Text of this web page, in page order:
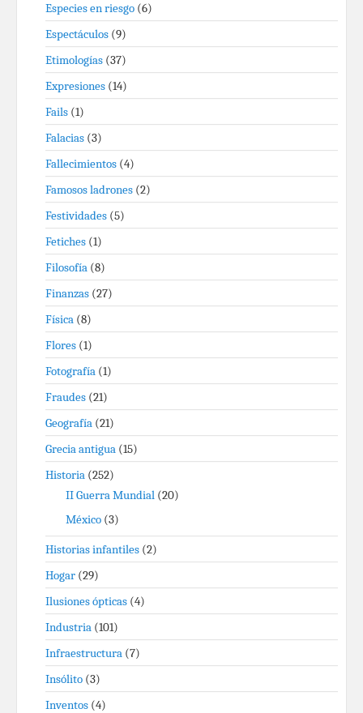
Especies en riesgo (6)
Espectáculos (9)
Etimologías (37)
Expresiones (14)
Fails (1)
Falacias (3)
Fallecimientos (4)
Famosos ladrones (2)
Festividades (5)
Fetiches (1)
Filosofía (8)
Finanzas (27)
Física (8)
Flores (1)
Fotografía (1)
Fraudes (21)
Geografía (21)
Grecia antigua (15)
Historia (252)
II Guerra Mundial (20)
México (3)
Historias infantiles (2)
Hogar (29)
Ilusiones ópticas (4)
Industria (101)
Infraestructura (7)
Insólito (3)
Inventos (4)